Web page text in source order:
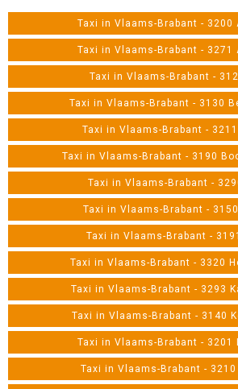
Taxi in Vlaams-Brabant - 3200
Taxi in Vlaams-Brabant - 3271
Taxi in Vlaams-Brabant -
Taxi in Vlaams-Brabant - 3130
Taxi in Vlaams-Brabant -
Taxi in Vlaams-Brabant - 3190
Taxi in Vlaams-Brabant -
Taxi in Vlaams-Brabant -
Taxi in Vlaams-Brabant -
Taxi in Vlaams-Brabant - 3320
Taxi in Vlaams-Brabant - 3293
Taxi in Vlaams-Brabant - 3140
Taxi in Vlaams-Brabant - 3201
Taxi in Vlaams-Brabant - 3210